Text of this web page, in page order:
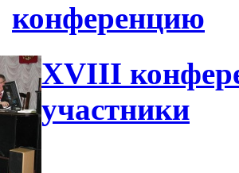
конференцию
XVIII
участники